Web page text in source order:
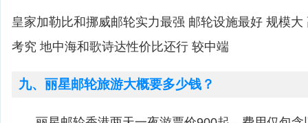
皇家加勒比和挪威邮轮实力最强 邮轮设施最好 规模
考究 地中海和歌诗达性价比还行 较中端
九、丽星邮轮旅游大概要多少钱？